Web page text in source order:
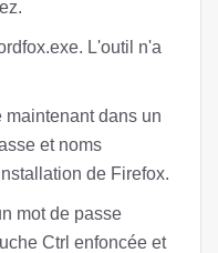
L'outil n'a
maintenant dans un
et noms
de Firefox.
mot de passe
Ctrl enfoncée et